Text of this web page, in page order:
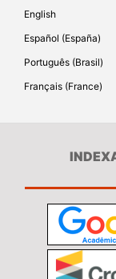
English
Español (España)
Português (Brasil)
Français (France)